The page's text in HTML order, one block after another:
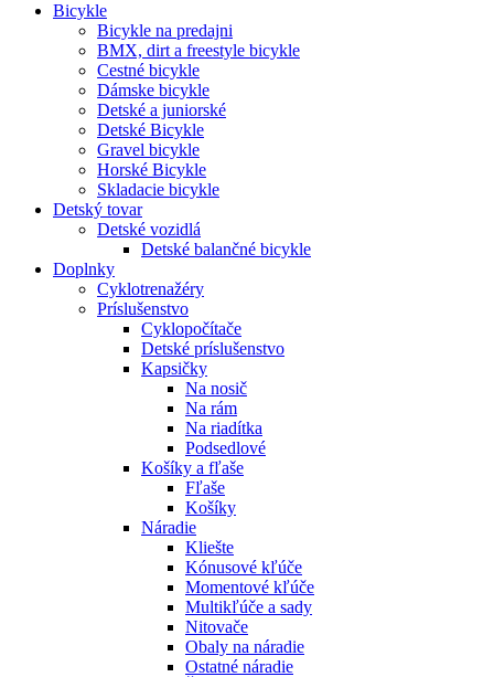
Bicykle
Bicykle na predajni
BMX, dirt a freestyle bicykle
Cestné bicykle
Dámske bicykle
Detské a juniorské
Detské Bicykle
Gravel bicykle
Horské Bicykle
Skladacie bicykle
Detský tovar
Detské vozidlá
Detské balančné bicykle
Doplnky
Cyklotrenažéry
Príslušenstvo
Cyklopočítače
Detské príslušenstvo
Kapsičky
Na nosič
Na rám
Na riadítka
Podsedlové
Košíky a fľaše
Fľaše
Košíky
Náradie
Kliešte
Kónusové kľúče
Momentové kľúče
Multikľúče a sady
Nitovače
Obaly na náradie
Ostatné náradie